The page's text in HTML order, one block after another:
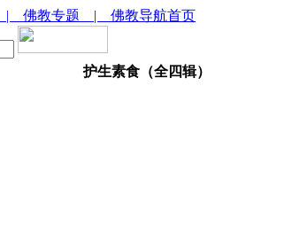
| 佛教专题 | 佛教导航首页
护生素食（全四辑）